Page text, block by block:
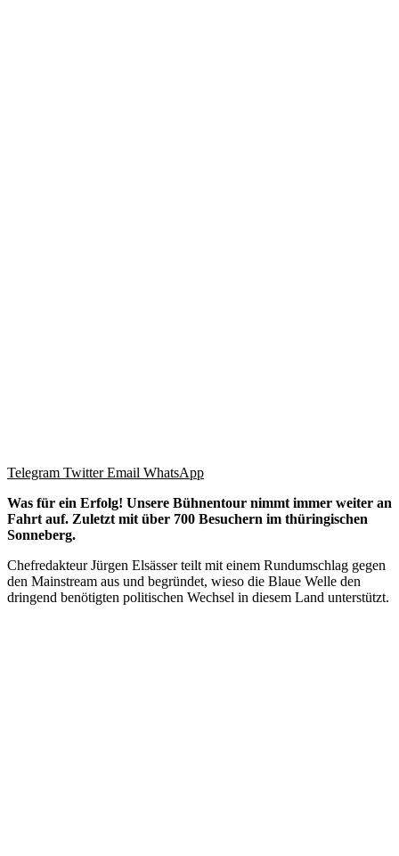
Telegram Twitter Email WhatsApp
Was für ein Erfolg! Unsere Bühnentour nimmt immer weiter an
Fahrt auf. Zuletzt mit über 700 Besuchern im thüringischen
Sonneberg.
Chefredakteur Jürgen Elsässer teilt mit einem Rundumschlag gegen
den Mainstream aus und begründet, wieso die Blaue Welle den
dringend benötigten politischen Wechsel in diesem Land unterstützt.